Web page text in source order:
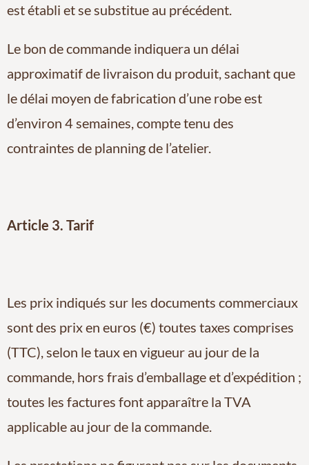
est établi et se substitue au précédent.
Le bon de commande indiquera un délai
approximatif de livraison du produit, sachant que
le délai moyen de fabrication d’une robe est
d’environ 4 semaines, compte tenu des
contraintes de planning de l’atelier.
Article 3. Tarif
Les prix indiqués sur les documents commerciaux
sont des prix en euros (€) toutes taxes comprises
(TTC), selon le taux en vigueur au jour de la
commande, hors frais d’emballage et d’expédition ;
toutes les factures font apparaître la TVA
applicable au jour de la commande.